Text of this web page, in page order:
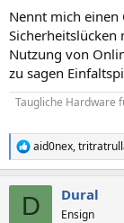
:
Nennt mich
Sicherheitslücken
Nutzung von
zu sagen
Taugliche Hardware
R
e
aid0nex,
D Dural
Ensign